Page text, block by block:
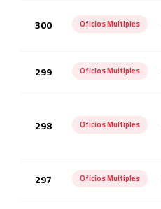
300 Oficios Multiples
299 Oficios Multiples
298 Oficios Multiples
297 Oficios Multiples